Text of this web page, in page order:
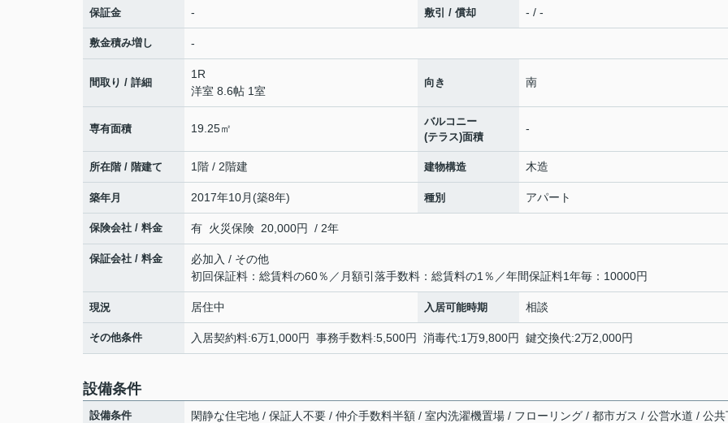
保証金 - 敷引 / 償却 - / -
敷金積み増し -
間取り / 詳細
1R
洋室 8.6帖 1室
向き 南
専有面積 19.25㎡
バルコニー
(テラス)面積
-
所在階 / 階建て 1階 / 2階建 建物構造 木造
築年月 2017年10月(築8年) 種別 アパート
保険会社 / 料金 有 火災保険 20,000円 / 2年
保証会社 / 料金
必加入 / その他
初回保証料：総賃料の60％／月額引落手数料：総賃料の1％／年間保証料1年毎：10000円
現況 居住中 入居可能時期 相談
その他条件 入居契約料:6万1,000円 事務手数料:5,500円 消毒代:1万9,800円 鍵交換代:2万2,000円
設備条件
設備条件
閑静な住宅地 / 保証人不要 / 仲介手数料半額 / 室内洗濯機置場 / フローリング / 都市ガス / 公営水道 / 公共